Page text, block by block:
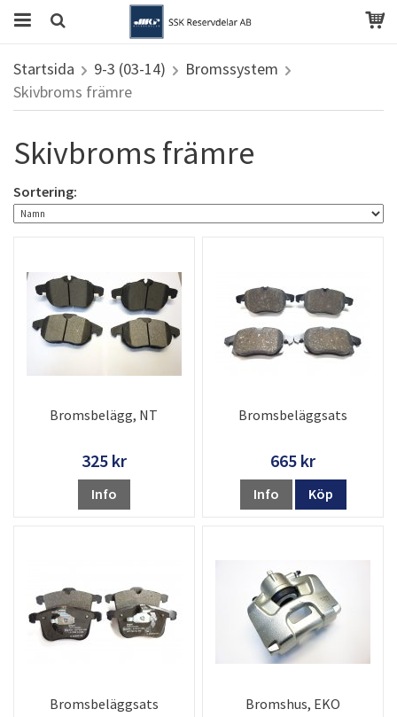
Startsida 9-3 (03-14)
Bromssystem
Skivbroms främre
Skivbroms främre
Sortering:
Bromsbelägg, NT
325 kr
Info
Bromsbeläggsats
665 kr
Info Köp
Bromsbeläggsats Bromshus, EKO